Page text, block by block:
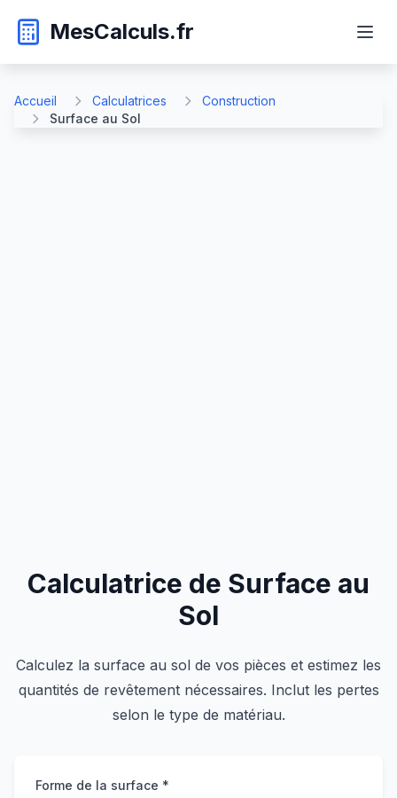
MesCalculs.fr
Accueil Calculatrices
Construction
Surface au Sol
Calculatrice de Surface au
Sol
Calculez la surface au sol de vos pièces et estimez les
quantités de revêtement nécessaires. Inclut les pertes
selon le type de matériau.
Forme de la surface *